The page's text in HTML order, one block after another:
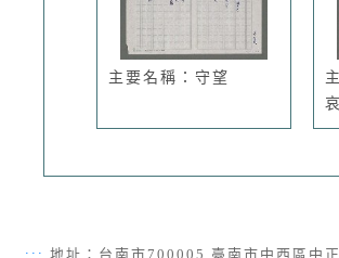
主要名稱：守望
::: 地址：台南市700005 臺南市中西區中